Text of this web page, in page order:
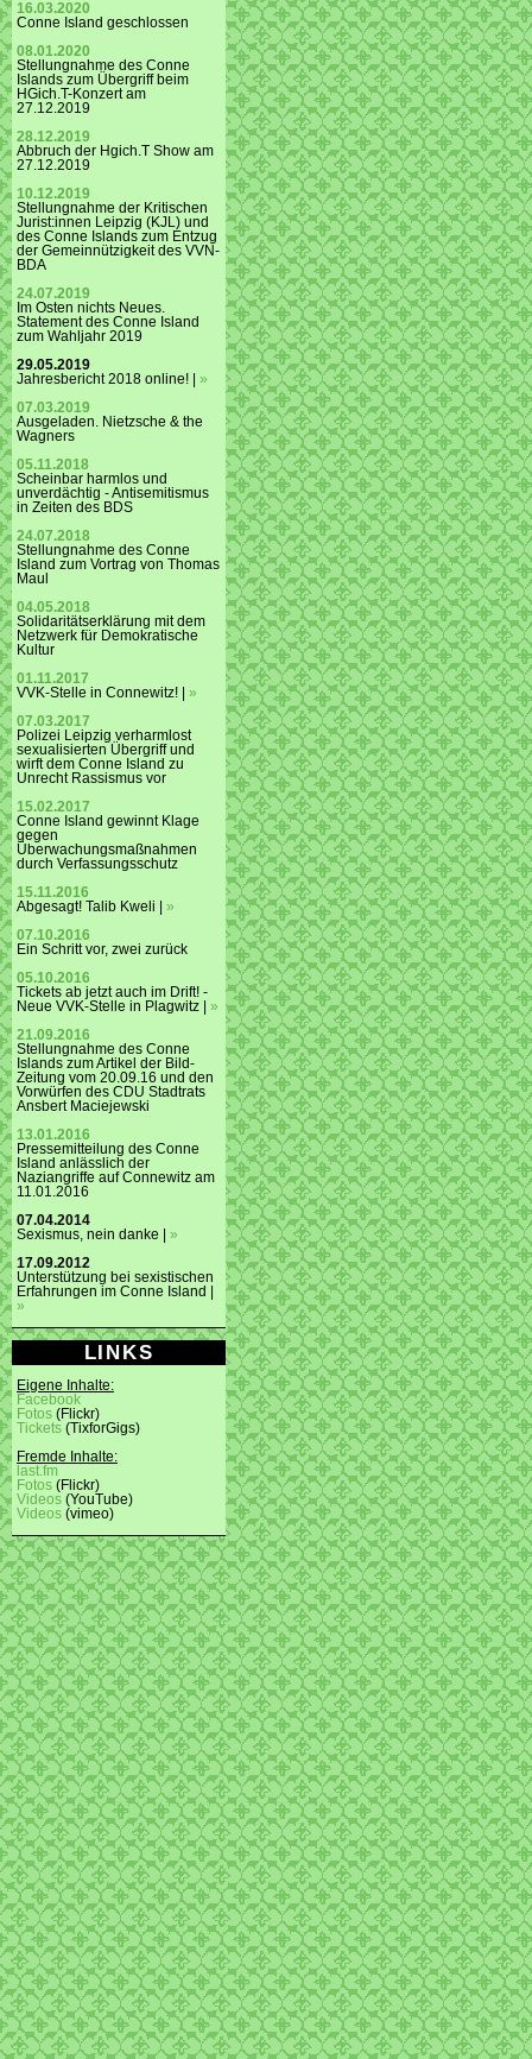
16.03.2020
Conne Island geschlossen
08.01.2020
Stellungnahme des Conne
Islands zum Übergriff beim
HGich.T-Konzert am
27.12.2019
28.12.2019
Abbruch der Hgich.T Show am
27.12.2019
10.12.2019
Stellungnahme der Kritischen
Jurist:innen Leipzig (KJL) und
des Conne Islands zum Entzug
der Gemeinnützigkeit des VVN-
BDA
24.07.2019
Im Osten nichts Neues.
Statement des Conne Island
zum Wahljahr 2019
29.05.2019
Jahresbericht 2018 online! | »
07.03.2019
Ausgeladen. Nietzsche & the
Wagners
05.11.2018
Scheinbar harmlos und
unverdächtig - Antisemitismus
in Zeiten des BDS
24.07.2018
Stellungnahme des Conne
Island zum Vortrag von Thomas
Maul
04.05.2018
Solidaritätserklärung mit dem
Netzwerk für Demokratische
Kultur
01.11.2017
VVK-Stelle in Connewitz! | »
07.03.2017
Polizei Leipzig verharmlost
sexualisierten Übergriff und
wirft dem Conne Island zu
Unrecht Rassismus vor
15.02.2017
Conne Island gewinnt Klage
gegen
Überwachungsmaßnahmen
durch Verfassungsschutz
15.11.2016
Abgesagt! Talib Kweli | »
07.10.2016
Ein Schritt vor, zwei zurück
05.10.2016
Tickets ab jetzt auch im Drift! -
Neue VVK-Stelle in Plagwitz | »
21.09.2016
Stellungnahme des Conne
Islands zum Artikel der Bild-
Zeitung vom 20.09.16 und den
Vorwürfen des CDU Stadtrats
Ansbert Maciejewski
13.01.2016
Pressemitteilung des Conne
Island anlässlich der
Naziangriffe auf Connewitz am
11.01.2016
07.04.2014
Sexismus, nein danke | »
17.09.2012
Unterstützung bei sexistischen
Erfahrungen im Conne Island |
»
LINKS
Eigene Inhalte:
Facebook
Fotos (Flickr)
Tickets (TixforGigs)
Fremde Inhalte:
last.fm
Fotos (Flickr)
Videos (YouTube)
Videos (vimeo)